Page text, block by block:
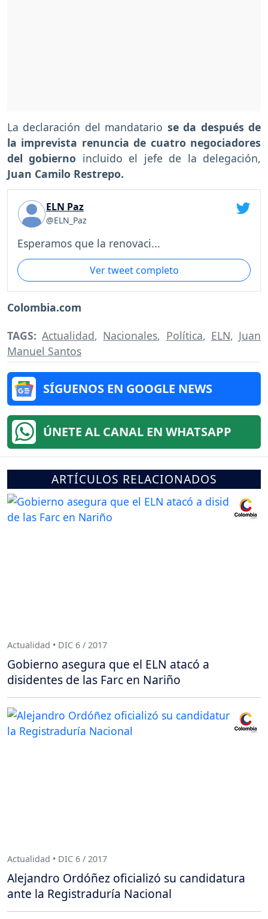
La declaración del mandatario se da después de
la imprevista renuncia de cuatro negociadores
del gobierno incluido el jefe de la delegación,
Juan Camilo Restrepo.
ELN Paz
@ELN_Paz
Esperamos que la renovaci...
Ver tweet completo
Colombia.com
TAGS:Actualidad, Nacionales, Política, ELN, Juan
Manuel Santos
SÍGUENOS EN GOOGLE NEWS
ÚNETE AL CANAL EN WHATSAPP
ARTÍCULOS RELACIONADOS
Actualidad • DIC 6 / 2017
Gobierno asegura que el ELN atacó a
disidentes de las Farc en Nariño
Actualidad • DIC 6 / 2017
Alejandro Ordóñez oficializó su candidatura
ante la Registraduría Nacional